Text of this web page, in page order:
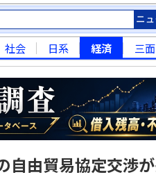
社会 日系 経済 三面
自由貿易協定交渉